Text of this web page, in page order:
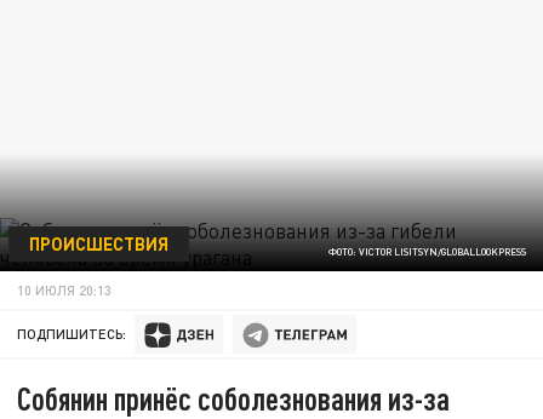
ФОТО: VICTOR LISITSYN/GLOBALLOOKPRESS
ПРОИСШЕСТВИЯ
10 ИЮЛЯ 20:13
ПОДПИШИТЕСЬ:
Собянин принёс соболезнования из-за